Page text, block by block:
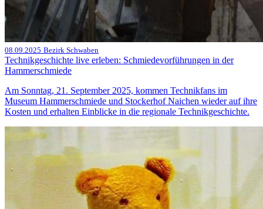
08.09.2025 Bezirk Schwaben
Technikgeschichte live erleben: Schmiedevorführungen in der
Hammerschmiede
Am Sonntag, 21. September 2025, kommen Technikfans im
Museum Hammerschmiede und Stockerhof Naichen wieder auf ihre
Kosten und erhalten Einblicke in die regionale Technikgeschichte.